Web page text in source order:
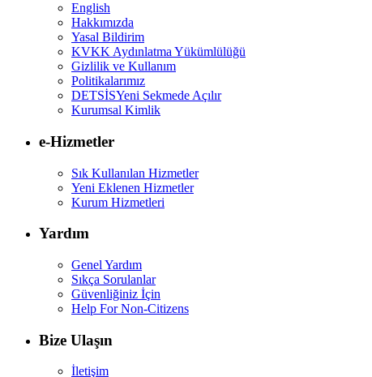
English
Hakkımızda
Yasal Bildirim
KVKK Aydınlatma Yükümlülüğü
Gizlilik ve Kullanım
Politikalarımız
DETSİSYeni Sekmede Açılır
Kurumsal Kimlik
e-Hizmetler
Sık Kullanılan Hizmetler
Yeni Eklenen Hizmetler
Kurum Hizmetleri
Yardım
Genel Yardım
Sıkça Sorulanlar
Güvenliğiniz İçin
Help For Non-Citizens
Bize Ulaşın
İletişim